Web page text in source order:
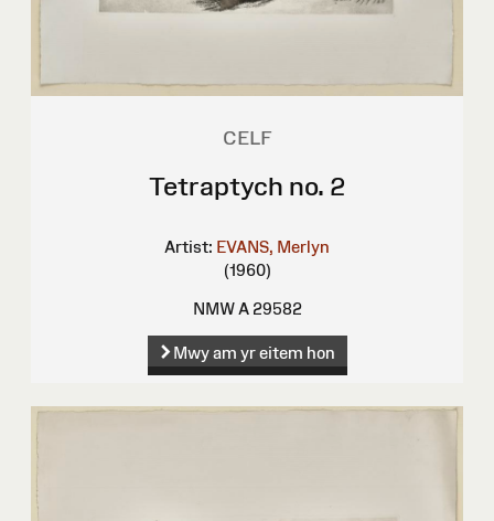
CELF
Tetraptych no. 2
Artist: EVANS, Merlyn
(1960)
NMW A 29582
Mwy am yr eitem hon